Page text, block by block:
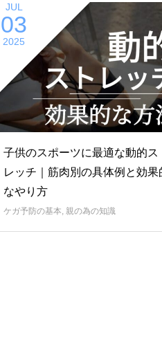
JUL
03
2025
子供のスポーツに最適な動的ス
レッチ｜筋肉別の具体例と効果
なやり方
ケガ予防の基本, 親の為の知識